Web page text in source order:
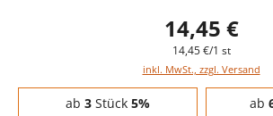
14,45 €
14,45 €/1 st
inkl. MwSt., zzgl. Versand
Staffelpreise - Mengenrabatt
ab 3Stück 5% ab